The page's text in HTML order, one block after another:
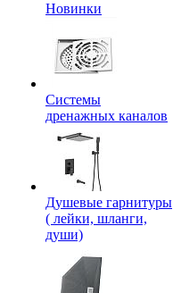
Новинки
Системы
дренажных каналов
Душевые гарнитуры
( лейки, шланги,
души)